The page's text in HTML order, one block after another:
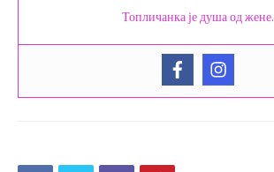
Топличанка је душа од жене.